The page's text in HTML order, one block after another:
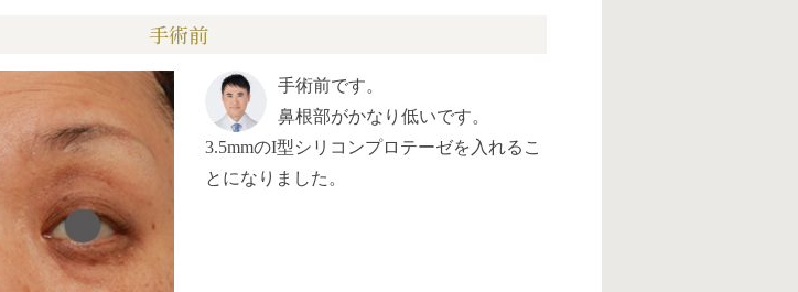
手術前
手術前です。
鼻根部がかなり低いです。
3.5mmのI型シリコンプロテーゼを入れるこ
とになりました。